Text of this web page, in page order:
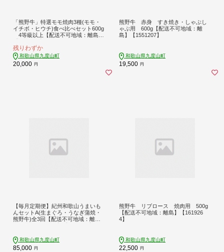
「熊野牛」特選モモ焼肉3種(モモ・
イチボ・ヒウチ)食べ比べセット600g
4等級以上【配送不可地域：離島】
残りわずか
和歌山県九度山町
20,000 円
熊野牛 赤身 すき焼き・しゃぶし
ゃぶ用 600g【配送不可地域：離
島】【1551207】
和歌山県九度山町
19,500 円
【毎月定期便】紀州和歌山うまいも
んセットA(生まぐろ・うなぎ蒲焼・
熊野牛)全3回【配送不可地域：離
和歌山県九度山町
85,000 円
熊野牛 リブロース 焼肉用 500g
【配送不可地域：離島】【161926
4】
和歌山県九度山町
22,500 円